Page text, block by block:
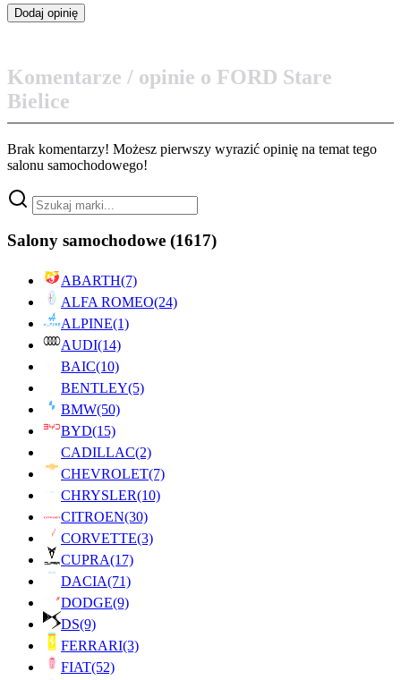
Komentarze / opinie o FORD Stare
Bielice
Brak komentarzy! Możesz pierwszy wyrazić opinię na temat tego
salonu samochodowego!
Salony samochodowe (1617)
ABARTH(7)
ALFA ROMEO(24)
ALPINE(1)
AUDI(14)
BAIC(10)
BENTLEY(5)
BMW(50)
BYD(15)
CADILLAC(2)
CHEVROLET(7)
CHRYSLER(10)
CITROEN(30)
CORVETTE(3)
CUPRA(17)
DACIA(71)
DODGE(9)
DS(9)
FERRARI(3)
FIAT(52)